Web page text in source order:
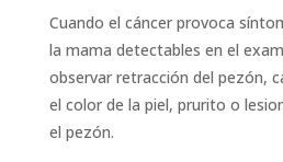
Cuando el cáncer provoca
la mama detectables en el
observar retracción del pezón,
el color de la piel, prurito o
el pezón.